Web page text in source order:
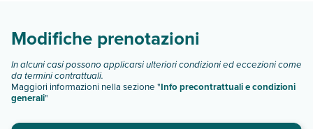
Scopri tutti i dettagli nel paragrafo dedicato "
Modifiche prenotazioni
In alcuni casi possono applicarsi ulteriori condizioni ed eccezioni come
da termini contrattuali.
Maggiori informazioni nella sezione "Info precontrattuali e condizioni
generali"